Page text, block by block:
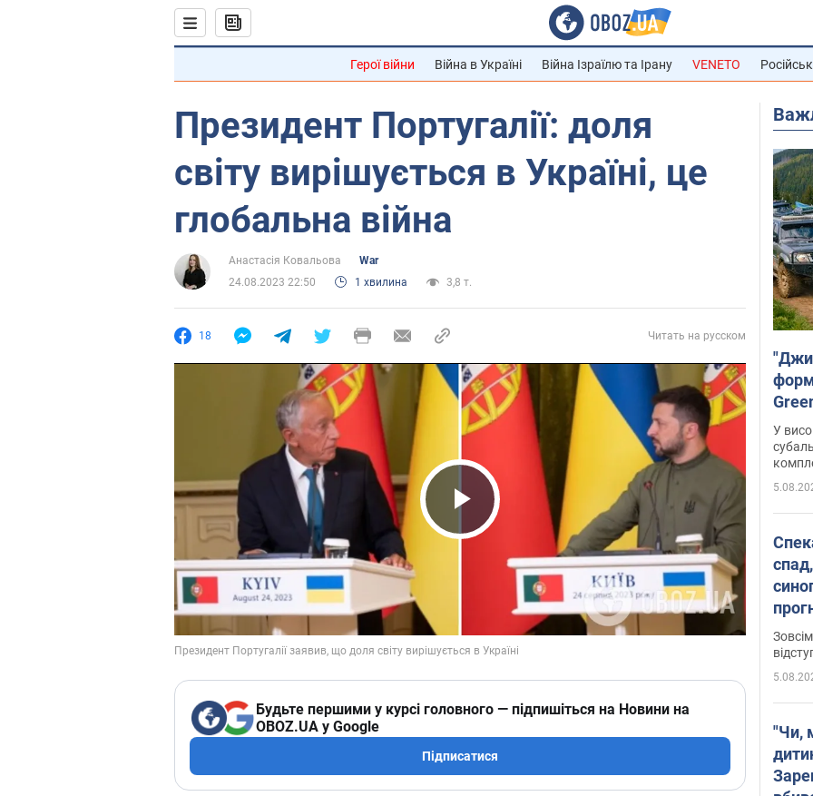
Герої війни Війна в Україні Війна Ізраїлю та Ірану VENETO
Президент Португалії: доля
світу вирішується в Україні, це
глобальна війна
Анастасія Ковальова
War
24.08.2023 22:50
1 хвилина 3,8 т.
18 Читать на русском
Play Video
Будьте першими у курсі головного — підпишіться на Новини на
OBOZ.UA у Google
Підписатися
У
"Чи,